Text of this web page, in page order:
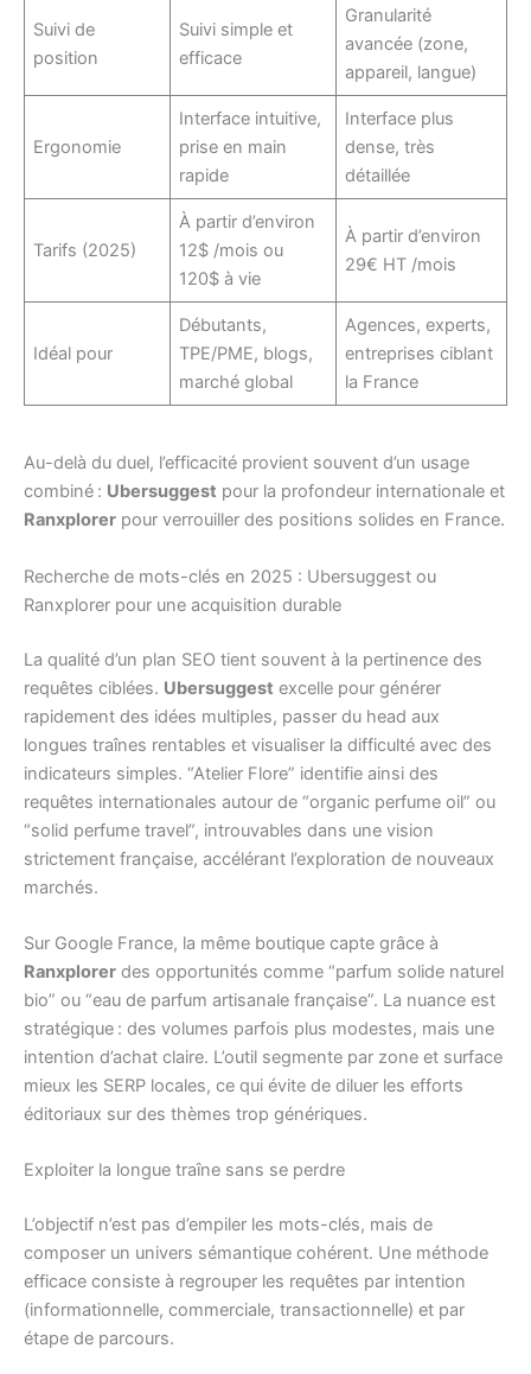
Suivi de
position
Suivi simple et
efficace
Granularité
avancée (zone,
appareil, langue)
Ergonomie
Interface intuitive,
prise en main
rapide
Interface plus
dense, très
détaillée
Tarifs (2025)
À partir d’environ
12$ /mois ou
120$ à vie
À partir d’environ
29€ HT /mois
Idéal pour
Débutants,
TPE/PME, blogs,
marché global
Agences, experts,
entreprises ciblant
la France
Au-delà du duel, l’efficacité provient souvent d’un usage
combiné : Ubersuggest pour la profondeur internationale et
Ranxplorer pour verrouiller des positions solides en France.
Recherche de mots-clés en 2025 : Ubersuggest ou
Ranxplorer pour une acquisition durable
La qualité d’un plan SEO tient souvent à la pertinence des
requêtes ciblées. Ubersuggest excelle pour générer
rapidement des idées multiples, passer du head aux
longues traînes rentables et visualiser la difficulté avec des
indicateurs simples. “Atelier Flore” identifie ainsi des
requêtes internationales autour de “organic perfume oil” ou
“solid perfume travel”, introuvables dans une vision
strictement française, accélérant l’exploration de nouveaux
marchés.
Sur Google France, la même boutique capte grâce à
Ranxplorer des opportunités comme “parfum solide naturel
bio” ou “eau de parfum artisanale française”. La nuance est
stratégique : des volumes parfois plus modestes, mais une
intention d’achat claire. L’outil segmente par zone et surface
mieux les SERP locales, ce qui évite de diluer les efforts
éditoriaux sur des thèmes trop génériques.
Exploiter la longue traîne sans se perdre
L’objectif n’est pas d’empiler les mots-clés, mais de
composer un univers sémantique cohérent. Une méthode
efficace consiste à regrouper les requêtes par intention
(informationnelle, commerciale, transactionnelle) et par
étape de parcours.